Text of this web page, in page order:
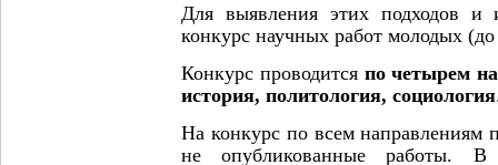
Для выявления этих подходов и
конкурс научных работ молодых
Конкурс проводится по четырем
история, политология, социология
На конкурс по всем направлениям
не опубликованные работы. В